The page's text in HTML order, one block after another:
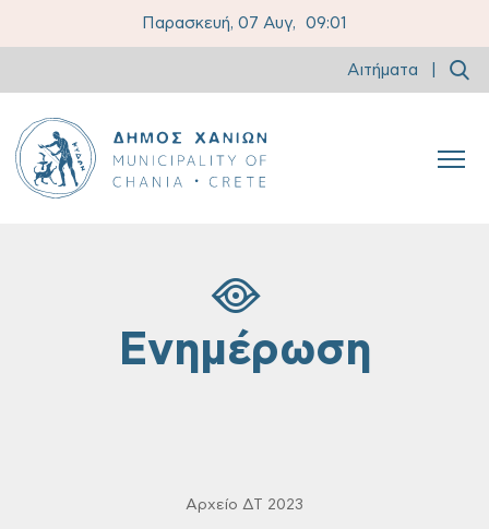
Παρασκευή, 07 Αυγ, 09:01
Αιτήματα
Ενημέρωση
Αρχείο ΔΤ 2023